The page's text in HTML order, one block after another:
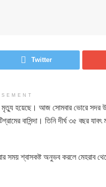
Twitter
মৃত্যু হয়েছে। আজ সোমবার ভোরে সদর
বাসিন্দা। তিনি দীর্ঘ ৩৫ বছর
সময় শ্বাসকষ্ট অনুভব করলে মেহরাব